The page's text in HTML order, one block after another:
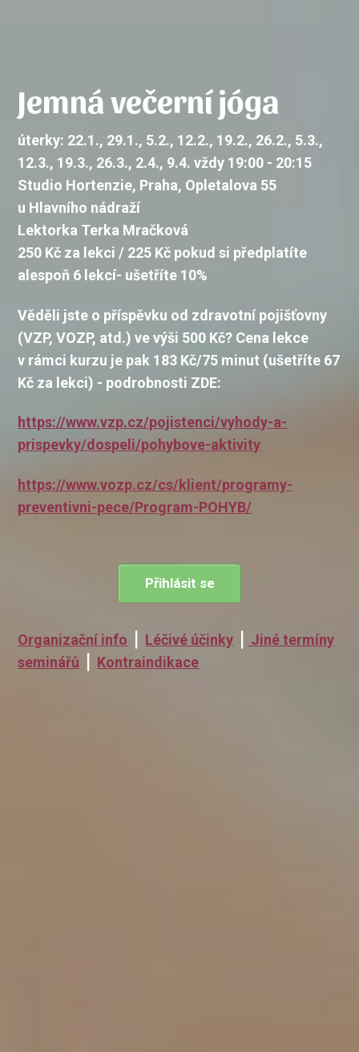
Jemná večerní jóga
úterky: 22.1., 29.1., 5.2., 12.2., 19.2., 26.2., 5.3.,
12.3., 19.3., 26.3., 2.4., 9.4. vždy 19:00 - 20:15
Studio Hortenzie, Praha, Opletalova 55
u Hlavního nádraží
Lektorka Terka Mračková
250 Kč za lekci / 225 Kč pokud si předplatíte
alespoň 6 lekcí- ušetříte 10%
Věděli jste o příspěvku od zdravotní pojišťovny
(VZP, VOZP, atd.) ve výši 500 Kč? Cena lekce
v rámci kurzu je pak 183 Kč/75 minut (ušetříte 67
Kč za lekci) - podrobnosti ZDE:
https://www.vzp.cz/pojistenci/vyhody-a-
prispevky/dospeli/pohybove-aktivity
https://www.vozp.cz/cs/klient/programy-
preventivni-pece/Program-POHYB/
Přihlásit se
Organizační info Léčivé účinky
Jiné termíny
seminářů
Kontraindikace